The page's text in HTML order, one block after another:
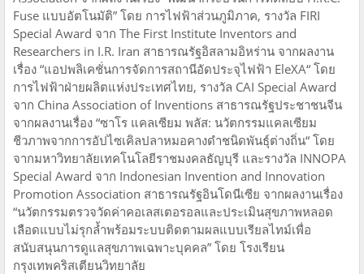
Fuse แบบอัตโนมัติ” โดย การไฟฟ้าส่วนภูมิภาค, รางวัล FIRI
Special Award จาก The First Institute Inventors and
Researchers in I.R. Iran สาธารณรัฐอิสลามอิหร่าน จากผลงาน
เรื่อง “แอปพลิเคชั่นการจัดการสถานีอัดประจุไฟฟ้า EleXA“ โดย
การไฟฟ้าฝ่ายผลิตแห่งประเทศไทย, รางวัล CAI Special Award
จาก China Association of Inventions สาธารณรัฐประชาชนจีน
จากผลงานเรื่อง “ซาโร แคลเซียม พลัส: นวัตกรรมแคลเซียม
ชีวภาพจากการอัปไซเคิลปลาหมอคางดำชนิดพันธุ์ต่างถิ่น“ โดย
จากมหาวิทยาลัยเทคโนโลยีราชมงคลธัญบุรี และรางวัล INNOPA
Special Award จาก Indonesian Invention and Innovation
Promotion Association สาธารณรัฐอินโดนีเซีย จากผลงานเรื่อง
“นวัตกรรมตรวจวัดค่าคอเลสเตอรอลและประเมินสุขภาพหลอด
เลือดแบบไม่รุกล้ำพร้อมระบบติดตามผลแบบเรียลไทม์เพื่อ
สนับสนุนการดูแลสุขภาพเฉพาะบุคคล” โดย โรงเรียน
กรุงเทพคริสเตียนวิทยาลัย